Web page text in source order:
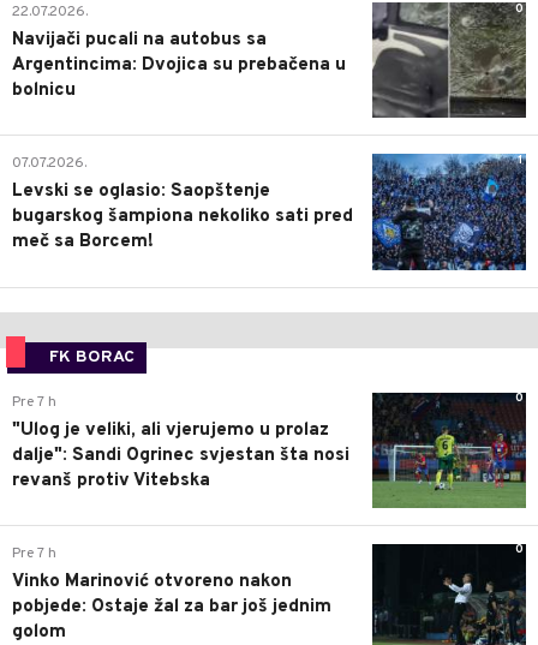
0
22.07.2026.
Navijači pucali na autobus sa
Argentincima: Dvojica su prebačena u
bolnicu
1
07.07.2026.
Levski se oglasio: Saopštenje
bugarskog šampiona nekoliko sati pred
meč sa Borcem!
FK BORAC
0
Pre 7 h
"Ulog je veliki, ali vjerujemo u prolaz
dalje": Sandi Ogrinec svjestan šta nosi
revanš protiv Vitebska
0
Pre 7 h
Vinko Marinović otvoreno nakon
pobjede: Ostaje žal za bar još jednim
golom